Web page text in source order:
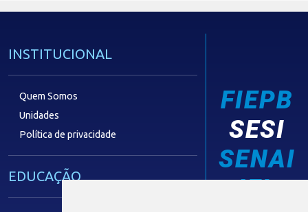
INSTITUCIONAL
Quem Somos
Unidades
Política de privacidade
EDUCAÇÃO
FIEPB
SESI
SENAI
IEL